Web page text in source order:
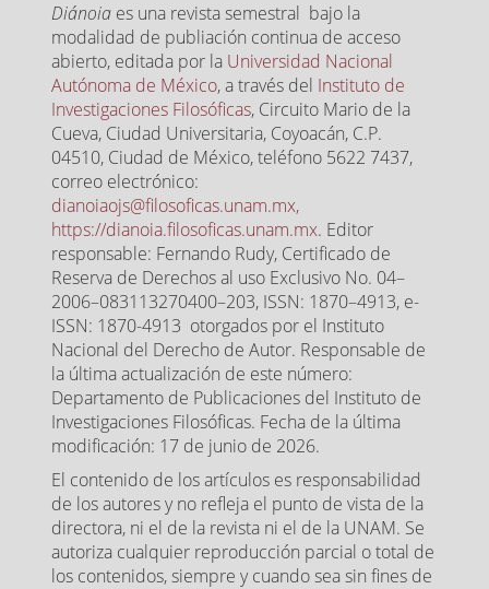
Diánoia es una revista semestral bajo la
modalidad de publiación continua de acceso
abierto, editada por la Universidad Nacional
Autónoma de México, a través del Instituto de
Investigaciones Filosóficas, Circuito Mario de la
Cueva, Ciudad Universitaria, Coyoacán, C.P.
04510, Ciudad de México, teléfono 5622 7437,
correo electrónico:
dianoiaojs@filosoficas.unam.mx,
https://dianoia.filosoficas.unam.mx. Editor
responsable: Fernando Rudy, Certificado de
Reserva de Derechos al uso Exclusivo No. 04–
2006–083113270400–203, ISSN: 1870–4913, e-
ISSN: 1870-4913 otorgados por el Instituto
Nacional del Derecho de Autor. Responsable de
la última actualización de este número:
Departamento de Publicaciones del Instituto de
Investigaciones Filosóficas. Fecha de la última
modificación: 17 de junio de 2026.
El contenido de los artículos es responsabilidad
de los autores y no refleja el punto de vista de la
directora, ni el de la revista ni el de la UNAM. Se
autoriza cualquier reproducción parcial o total de
los contenidos, siempre y cuando sea sin fines de